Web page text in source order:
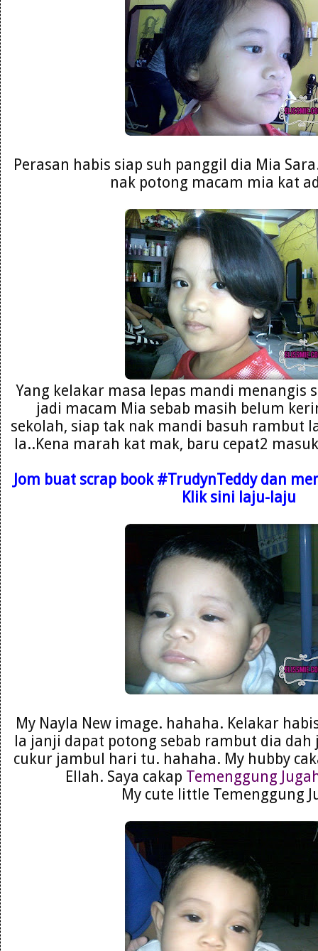
Perasan habis siap suh panggil dia Mia
nak potong macam mia kat
Yang kelakar masa lepas mandi menangis
jadi macam Mia sebab masih belum
sekolah, siap tak nak mandi basuh rambut
la..Kena marah kat mak, baru cepat2
Jom buat scrap book #TrudynTeddy dan
Klik sini laju-laju
My Nayla New image. hahaha. Kelakar
la janji dapat potong sebab rambut dia dah
cukur jambul hari tu. hahaha. My hubby
Ellah. Saya cakap Temenggung
My cute little Temenggung